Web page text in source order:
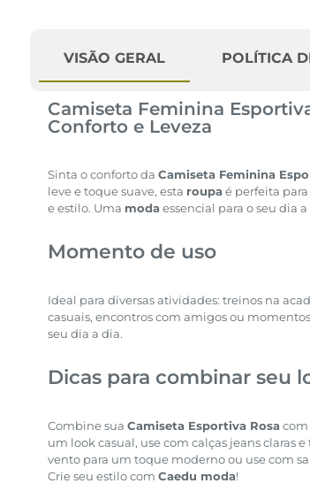
VISÃO GERAL POLÍTICA
Camiseta Feminina
Conforto e Leveza
Sinta o conforto da Camiseta Feminina
leve e toque suave, esta roupa é perfeita
e estilo. Uma moda essencial para o seu dia a
Momento de uso
Ideal para diversas atividades: treinos na
casuais, encontros com amigos ou
seu dia a dia.
Dicas para combinar seu
Combine sua Camiseta Esportiva Rosa com
um look casual, use com calças jeans claras
vento para um toque moderno ou use com
Crie seu estilo com Caedu moda!